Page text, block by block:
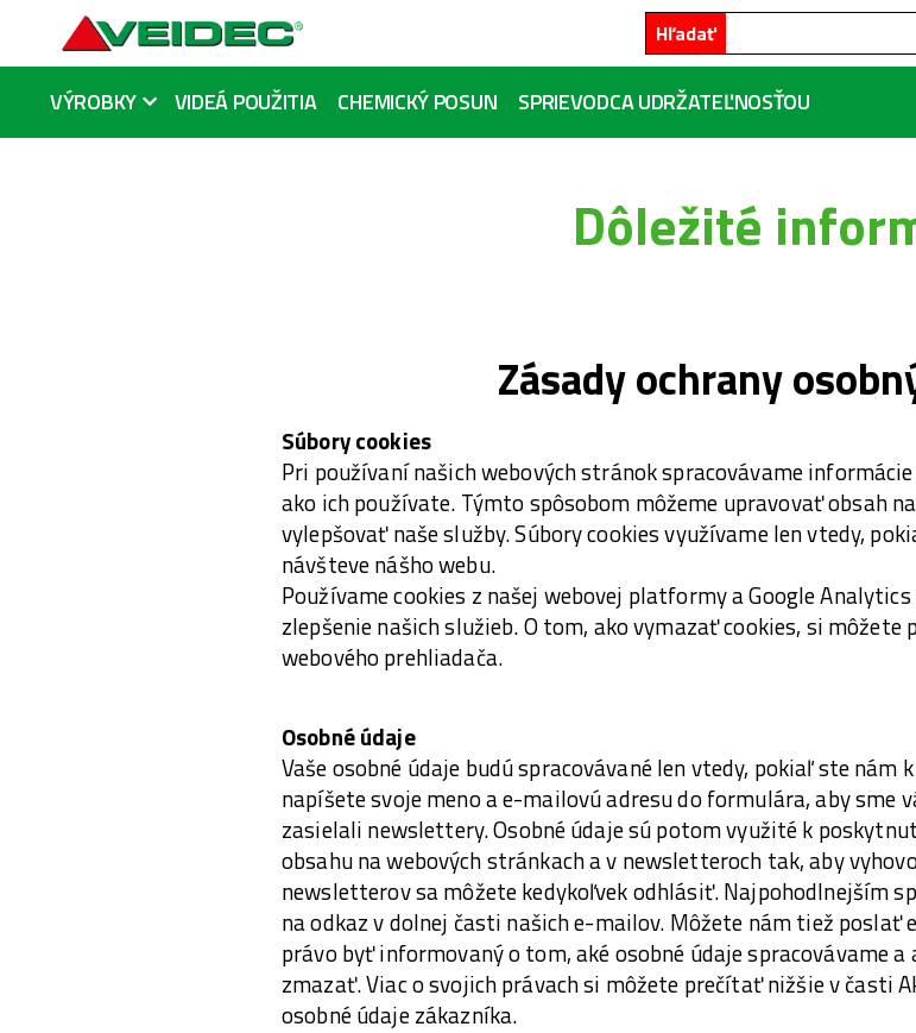
Hľadať
VÝROBKY
VIDEÁ POUŽITIA CHEMICKÝ POSUN SPRIEVODCA UDRŽATEĽNOSŤOU
Dôležité
Zásady ochrany
Súbory cookies
Pri používaní našich webových stránok spracovávame
ako ich používate. Týmto spôsobom môžeme upravovať obsah
vylepšovať naše služby. Súbory cookies využívame len vtedy,
návšteve nášho webu.
Používame cookies z našej webovej platformy a Google
zlepšenie našich služieb. O tom, ako vymazať cookies, si
webového prehliadača.
Osobné údaje
Vaše osobné údaje budú spracovávané len vtedy, pokiaľ ste
napíšete svoje meno a e-mailovú adresu do formulára, aby sme
zasielali newslettery. Osobné údaje sú potom využité k
obsahu na webových stránkach a v newsletteroch tak, aby
newsletterov sa môžete kedykoľvek odhlásiť. Najpohodlnejším
na odkaz v dolnej časti našich e-mailov. Môžete nám tiež poslať
právo byť informovaný o tom, aké osobné údaje spracovávame
zmazať. Viac o svojich právach si môžete prečítať nižšie v časti
osobné údaje zákazníka.